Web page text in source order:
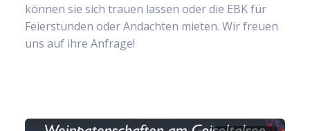
können sie sich trauen lassen oder die EBK für
Feierstunden oder Andachten mieten. Wir freuen
uns auf ihre Anfrage!